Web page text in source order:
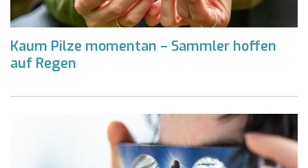
Kaum Pilze momentan – Sammler hoffen
auf Regen